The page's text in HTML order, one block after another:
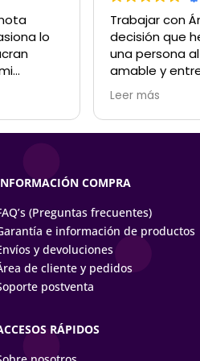
lo
Un
Trabajar con
decisión que
una persona
amable y
en cada
Leer más
COMPRA
(Preguntas frecuentes)
e información de productos
y devoluciones
de cliente y pedidos
postventa
RÁPIDOS